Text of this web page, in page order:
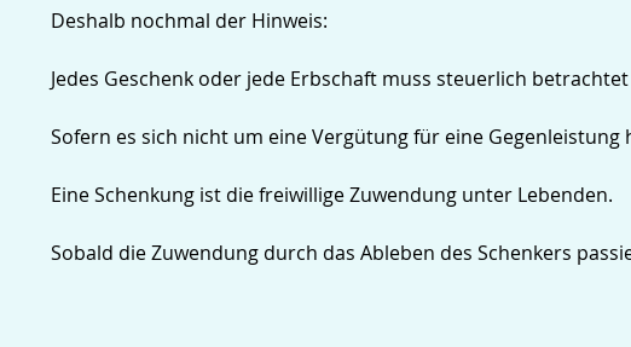
Deshalb nochmal der Hinweis:
Jedes Geschenk oder jede Erbschaft muss steuerlich
Sofern es sich nicht um eine Vergütung für eine
Eine Schenkung ist die freiwillige Zuwendung unter Lebenden.
Sobald die Zuwendung durch das Ableben des Schenkers